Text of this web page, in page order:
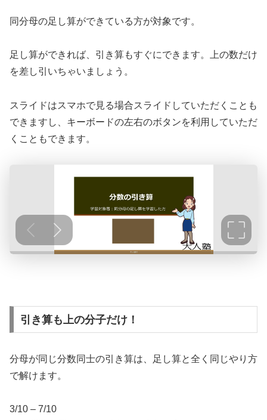
同分母の足し算ができている方が対象です。
足し算ができれば、引き算もすぐにできます。上の数だけ
を差し引いちゃいましょう。
スライドはスマホで見る場合スライドしていただくことも
できますし、キーボードの左右のボタンを利用していただ
くこともできます。
引き算も上の分子だけ！
分母が同じ分数同士の引き算は、足し算と全く同じやり方
で解けます。
3/10 – 7/10